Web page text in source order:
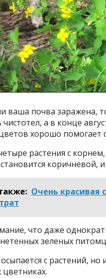
ваша почва заражена,
а в конце
хорошо помогает
растения с
коричневой,
Очень красивая
что даже
зеленых
с растений,